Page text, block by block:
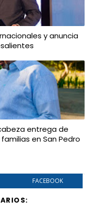
y anuncia
entrega de
en San Pedro
FACEBOOK